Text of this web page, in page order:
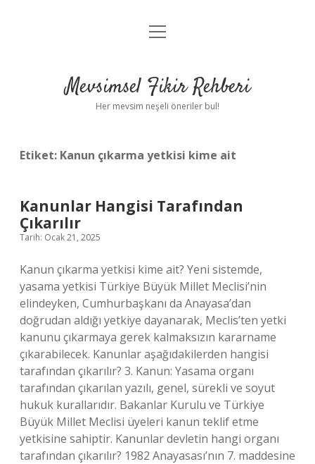
Anasayfa
Yasal Uyarı
menüyü
Mevsimsel Fikir Rehberi
Her mevsim neşeli öneriler bul!
Etiket: Kanun çıkarma yetkisi kime ait
Kanunlar Hangisi Tarafından
Çıkarılır
Tarih: Ocak 21, 2025
Kanun çıkarma yetkisi kime ait? Yeni sistemde,
yasama yetkisi Türkiye Büyük Millet Meclisi’nin
elindeyken, Cumhurbaşkanı da Anayasa’dan
doğrudan aldığı yetkiye dayanarak, Meclis’ten yetki
kanunu çıkarmaya gerek kalmaksızın kararname
çıkarabilecek. Kanunlar aşağıdakilerden hangisi
tarafından çıkarılır? 3. Kanun: Yasama organı
tarafından çıkarılan yazılı, genel, sürekli ve soyut
hukuk kurallarıdır. Bakanlar Kurulu ve Türkiye
Büyük Millet Meclisi üyeleri kanun teklif etme
yetkisine sahiptir. Kanunlar devletin hangi organı
tarafından çıkarılır? 1982 Anayasası’nın 7. maddesine